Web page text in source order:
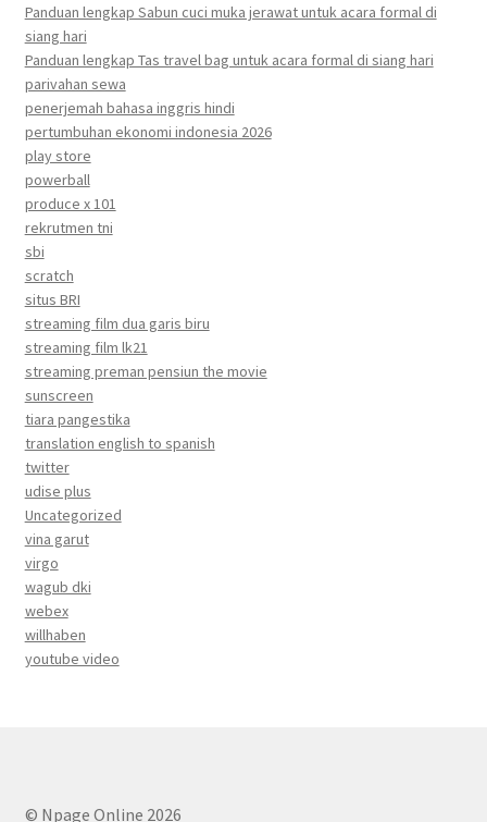
Panduan lengkap Sabun cuci muka jerawat untuk acara formal di
siang hari
Panduan lengkap Tas travel bag untuk acara formal di siang hari
parivahan sewa
penerjemah bahasa inggris hindi
pertumbuhan ekonomi indonesia 2026
play store
powerball
produce x 101
rekrutmen tni
sbi
scratch
situs BRI
streaming film dua garis biru
streaming film lk21
streaming preman pensiun the movie
sunscreen
tiara pangestika
translation english to spanish
twitter
udise plus
Uncategorized
vina garut
virgo
wagub dki
webex
willhaben
youtube video
© Npage Online 2026